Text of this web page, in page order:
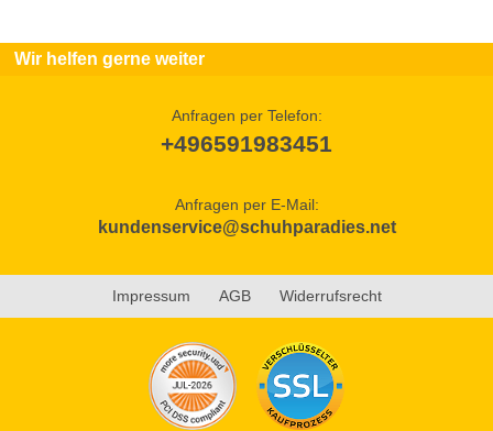
Wir helfen gerne weiter
Anfragen per Telefon:
+496591983451
Anfragen per E-Mail:
kundenservice@schuhparadies.net
Impressum AGB Widerrufsrecht